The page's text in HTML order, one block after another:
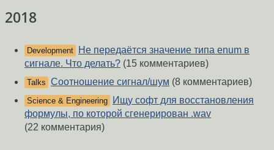
2018
Development
Не передаётся значение типа enum в
сигнале. Что делать? (15 комментариев)
Talks Соотношение сигнал/шум (8 комментариев)
Science & Engineering
Ищу софт для восстановления
формулы, по которой сгенерирован .wav
(22 комментария)